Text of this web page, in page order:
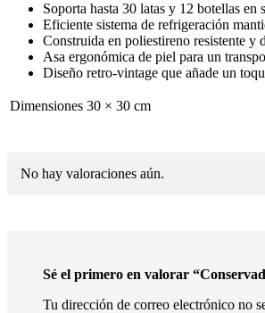
Soporta hasta 30 latas y 12 botellas en
Eficiente sistema de refrigeración
Construida en poliestireno resistente y
Asa ergonómica de piel para un
Diseño retro-vintage que añade un
Dimensiones 30 × 30 cm
No hay valoraciones aún.
Sé el primero en valorar
Tu dirección de correo electrónico no